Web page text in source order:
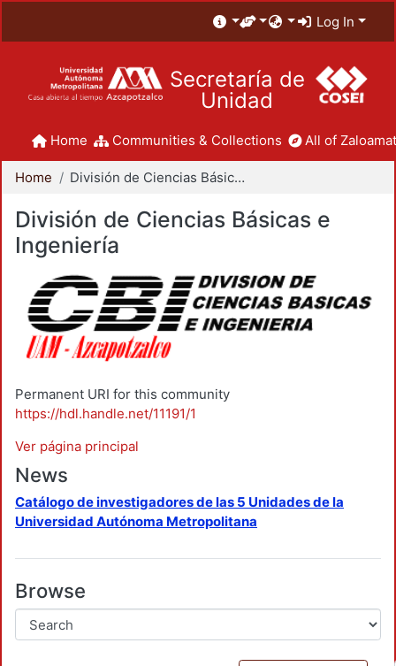
Log In
Secretaría de
Unidad
Home Communities & Collections All of
Home División de Ciencias Básicas e Ingeniería
División de Ciencias Básicas e
Ingeniería
Permanent URI for this community
https://hdl.handle.net/11191/1
Ver página principal
News
Catálogo de investigadores de las 5 Unidades de la
Universidad Autónoma Metropolitana
Browse